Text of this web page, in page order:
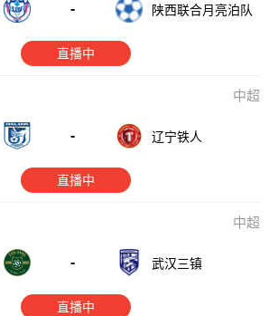
- 陕西联合月亮泊队
直播中
中超
- 辽宁铁人
直播中
中超
- 武汉三镇
直播中